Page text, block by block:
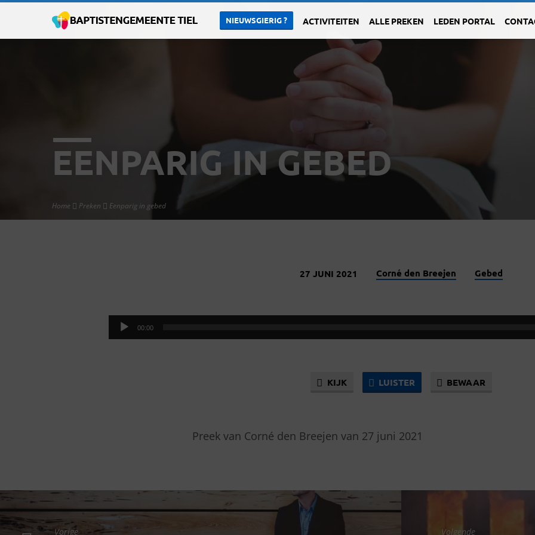
NIEUWSGIERIG ? ACTIVITEITEN ALLE PREKEN LEDEN PORTAL
EENPARIG IN GEBED
Home Preken Eenparig in gebed
27 JUNI 2021 Corné den Breejen Gebed
Audiospeler
00:00
KIJK LUISTER BEWAAR
Preek van Corné den Breejen van 27 juni 2021
Vorige Volgende